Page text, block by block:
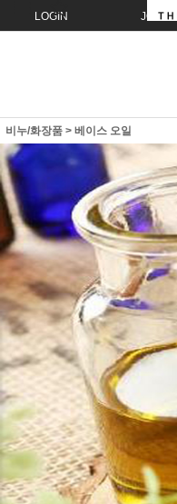
LOGIN JOIN
비누/화장품 > 베이스 오일